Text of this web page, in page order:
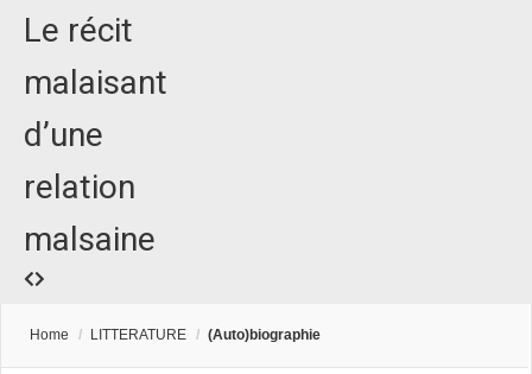
Le récit
malaisant
d’une
relation
malsaine
Home / LITTERATURE / (Auto)biographie